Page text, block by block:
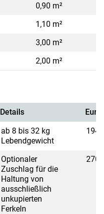
0,90 m²
1,10 m²
3,00 m²
2,00 m²
Details
ab 8 bis 32 kg
Lebendgewicht
Optionaler
Zuschlag für die
Haltung von
ausschließlich
unkupierten
Ferkeln